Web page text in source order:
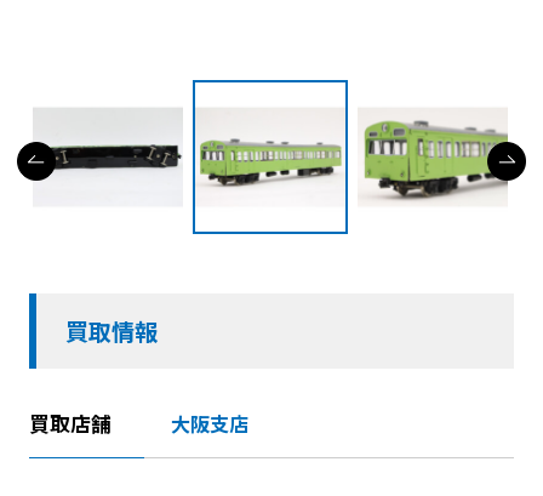
買取情報
買取店舗 大阪支店